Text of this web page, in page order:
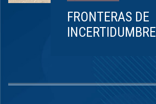
FRONTERAS DE
INCERTIDUMBRE